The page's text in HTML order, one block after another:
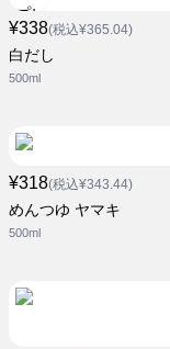
¥338(税込¥365.04)
白だし
500ml
¥318(税込¥343.44)
めんつゆ ヤマキ
500ml